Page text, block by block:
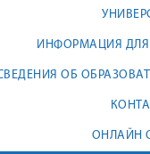
ИНФОРМАЦИЯ
ОБ
ОНЛАЙН